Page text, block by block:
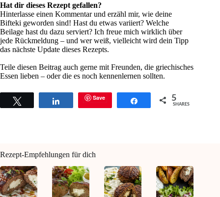
Hat dir dieses Rezept gefallen?
Hinterlasse einen Kommentar und erzähl mir, wie deine
Bifteki geworden sind! Hast du etwas variiert? Welche
Beilage hast du dazu serviert? Ich freue mich wirklich über
jede Rückmeldung – und wer weiß, vielleicht wird dein Tipp
das nächste Update dieses Rezepts.
Teile diesen Beitrag auch gerne mit Freunden, die griechisches
Essen lieben – oder die es noch kennenlernen sollten.
Save Share 5
SHARES
Rezept-Empfehlungen für dich